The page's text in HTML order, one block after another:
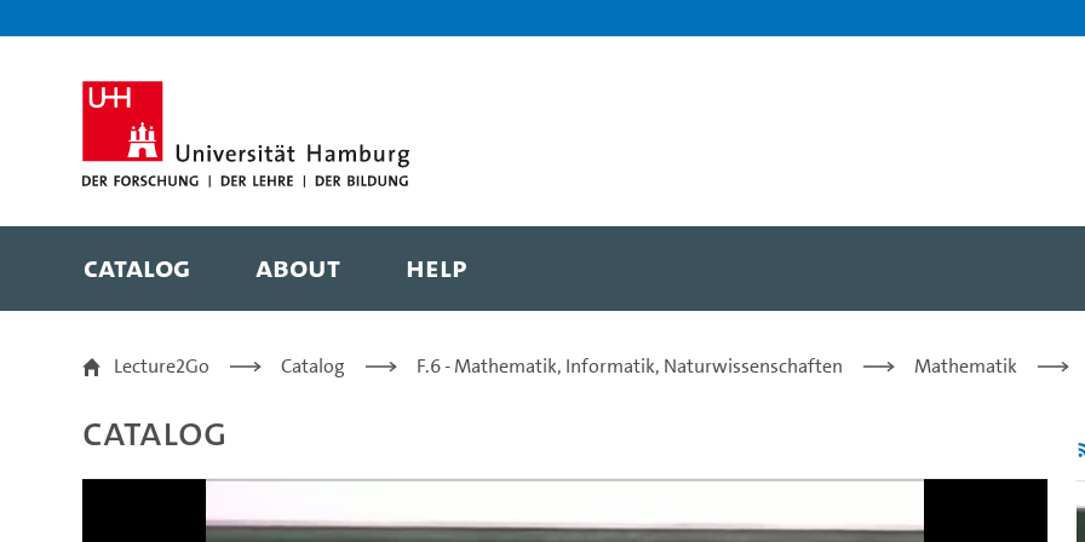
Catalog About Help
Einführung in Dynamische Systeme - Sitzung
Lecture2Go Catalog F.6 - Mathematik, Informatik, Naturwissenschaften Mathematik
Catalog